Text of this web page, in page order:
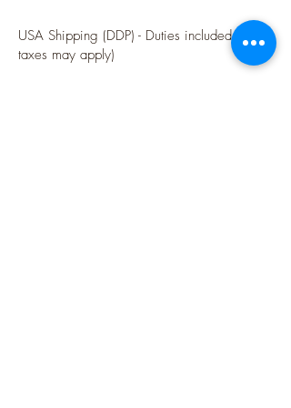
USA Shipping (DDP) - Duties included (Local
taxes may apply)